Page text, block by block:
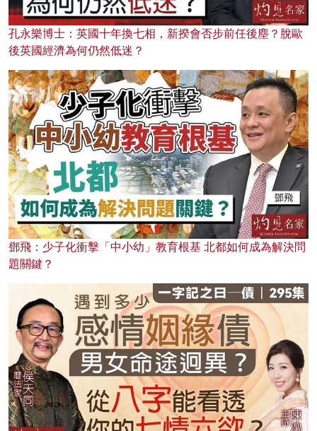
孔永樂博士：英國十年換七相，新揆會否步前任後塵？脫歐
後英國經濟為何仍然低迷？
鄧飛：少子化衝擊「中小幼」教育根基 北都如何成為解決問
題關鍵？